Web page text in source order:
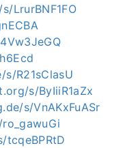
LrurBNF1FO
R21sClasU
s/ByIiiR1aZx
s/VnAKxFuASr
tcqeBPRtD